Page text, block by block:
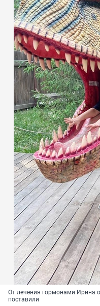
От лечения гормонами Ирина
поставили